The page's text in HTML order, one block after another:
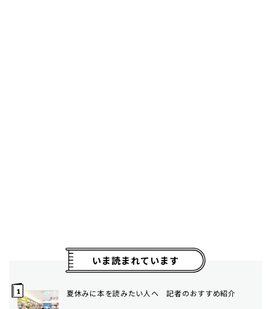
いま読まれています
夏休みに本を読みたい人へ 記者のおすすめ紹介